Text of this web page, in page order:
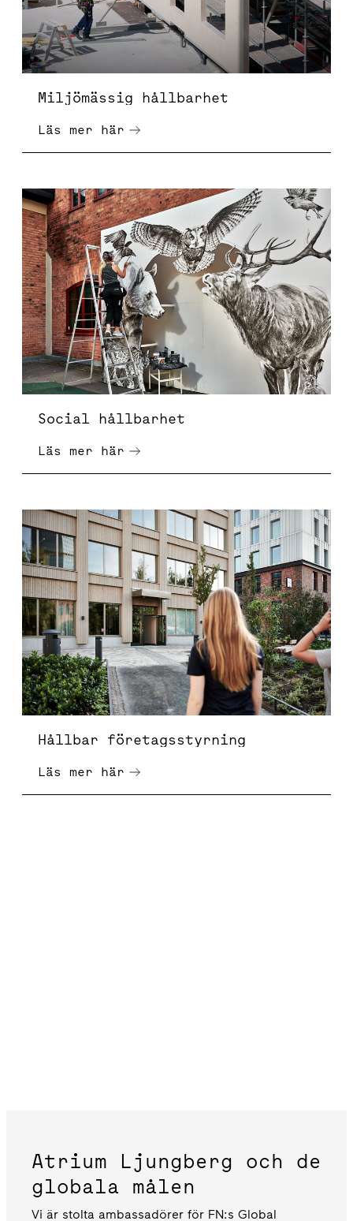
Miljömässig hållbarhet
Läs mer här
Social hållbarhet
Social hållbarhet
Läs mer här
Hållbar företagsstyrning
Hållbar företagsstyrning
Läs mer här
Atrium Ljungberg och de
globala målen
Vi är stolta ambassadörer för FN:s Global